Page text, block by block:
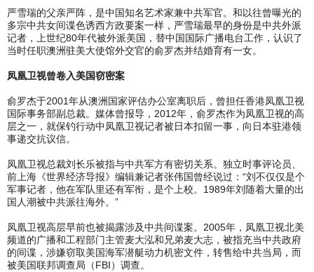
严雪瑞的父亲严阵，是中国知名艺术家兼中共军官。和以往曾曝光的
多宗中共女间谍色诱西方政要案一样，严雪瑞最早的身份是中共外派
记者，上世纪80年代被外派美国，替中国国际广播电台工作，认识了
当时任职澳洲驻美大使馆外交官的俞罗杰并结婚育有一女。
凤凰卫视曾卷入美国窃密案
俞罗杰于2001年从澳洲国家评估办公室离职后，曾担任香港凤凰卫视
国际事务部副总裁。媒体曾报导，2012年，俞罗杰作为凤凰卫视的高
层之一，就保钓行动中凤凰卫视记者被日本扣留一事，向日本驻港领
事递交抗议信。
凤凰卫视总裁刘长乐被指与中共军方有密切关系。独立时事评论员、
前上海《世界经济导报》编辑兼记者张伟国曾经说过：“刘不仅仅是个
军事记者，他在军队里还有军衔，是个上校。1989年刘随着大量的出
国人潮被中共派往海外。”
凤凰卫视高层早前也被揭露涉及中共间谍案。2005年，凤凰卫视北美
频道的广播和工程部门主管麦大泓和兄弟麦大志，被指充当中共政府
的间谍，涉嫌窃取美国海军潜艇动力机密文件，转售给中共当局，而
被美国联邦调查局（FBI）调查。